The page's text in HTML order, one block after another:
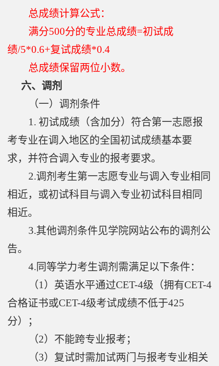
总成绩计算公式：
满分500分的专业总成绩=初试成
绩/5*0.6+复试成绩*0.4
总成绩保留两位小数。
六、调剂
（一）调剂条件
1. 初试成绩（含加分）符合第一志愿报
考专业在调入地区的全国初试成绩基本要
求，并符合调入专业的报考要求。
2.调剂考生第一志愿专业与调入专业相同
相近，或初试科目与调入专业初试科目相同
相近。
3.其他调剂条件见学院网站公布的调剂公
告。
4. 同等学力考生调剂需满足以下条件：
（1）英语水平通过CET-4级（拥有CET-4
合格证书或CET-4级考试成绩不低于425
分）；
（2）不能跨专业报考；
（3）复试时需加试两门与报考专业相关